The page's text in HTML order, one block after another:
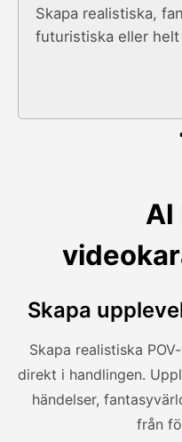
Skapa realistiska,
futuristiska eller
AI
Skapa
Skapa realistiska
direkt i handlingen.
händelser,
från